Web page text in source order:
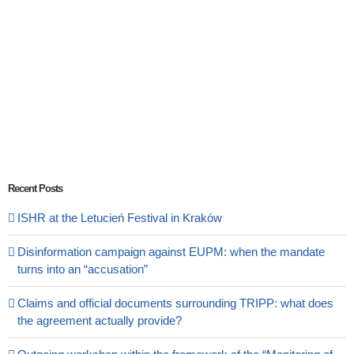
Recent Posts
ISHR at the Letucień Festival in Kraków
Disinformation campaign against EUPM: when the mandate
turns into an “accusation”
Claims and official documents surrounding TRIPP: what does
the agreement actually provide?